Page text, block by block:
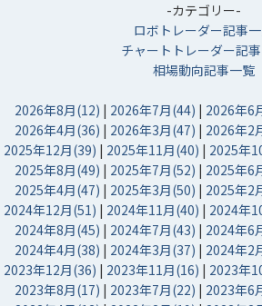
-カテゴリー-
ロボトレーダー記事
チャートトレーダー記
相場動向記事一覧
2026年8月(12) | 2026年7月(44) | 2026年6
2026年4月(36) | 2026年3月(47) | 2026年2
2025年12月(39) | 2025年11月(40) | 2025年
2025年8月(49) | 2025年7月(52) | 2025年6
2025年4月(47) | 2025年3月(50) | 2025年2
2024年12月(51) | 2024年11月(40) | 2024年
2024年8月(45) | 2024年7月(43) | 2024年6
2024年4月(38) | 2024年3月(37) | 2024年2
2023年12月(36) | 2023年11月(16) | 2023年
2023年8月(17) | 2023年7月(22) | 2023年6